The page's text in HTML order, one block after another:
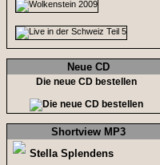
Neue CD
Die neue CD bestellen
Shortview MP3
Stella Splendens